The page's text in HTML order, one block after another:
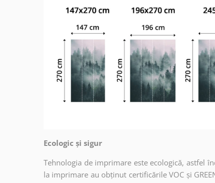
Ecologic și sigur
Tehnologia de imprimare este ecologică, astfel
la imprimare au obținut certificările VOC și